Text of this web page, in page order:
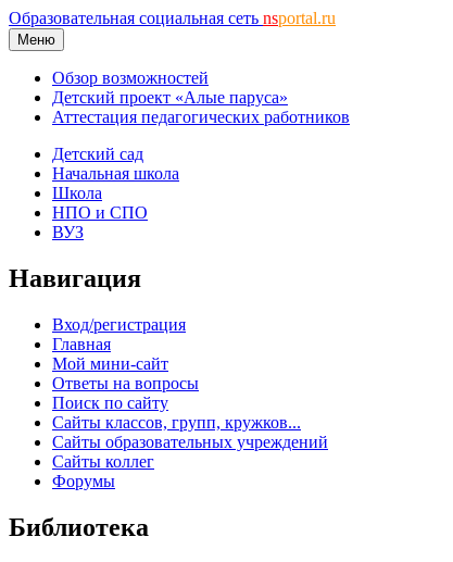
Образовательная социальная сеть nsportal.ru
Меню
Обзор возможностей
Детский проект «Алые паруса»
Аттестация педагогических работников
Детский сад
Начальная школа
Школа
НПО и СПО
ВУЗ
Навигация
Вход/регистрация
Главная
Мой мини-сайт
Ответы на вопросы
Поиск по сайту
Сайты классов, групп, кружков...
Сайты образовательных учреждений
Сайты коллег
Форумы
Библиотека